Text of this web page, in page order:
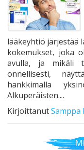
lääkeyhtiö järjestää
kokemukset, joka
avulla, ja mikäli
onnellisesti,
hankkimalla
Alkuperäisten....
Kirjoittanut